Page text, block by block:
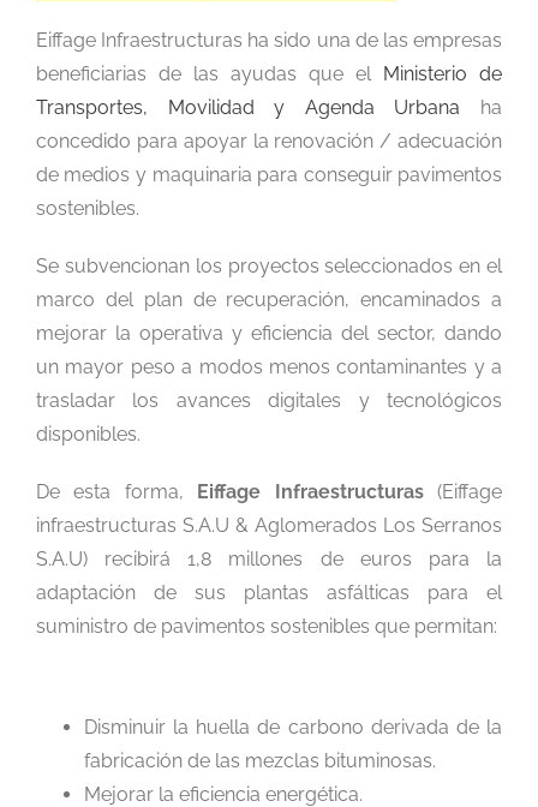
Eiffage Infraestructuras ha sido una de las empresas
beneficiarias de las ayudas que el Ministerio de
Transportes, Movilidad y Agenda Urbana ha
concedido para apoyar la renovación / adecuación
de medios y maquinaria para conseguir pavimentos
sostenibles.
Se subvencionan los proyectos seleccionados en el
marco del plan de recuperación, encaminados a
mejorar la operativa y eficiencia del sector, dando
un mayor peso a modos menos contaminantes y a
trasladar los avances digitales y tecnológicos
disponibles.
De esta forma, Eiffage Infraestructuras(Eiffage
infraestructuras S.A.U & Aglomerados Los Serranos
S.A.U) recibirá 1,8 millones de euros para la
adaptación de sus plantas asfálticas para el
suministro de pavimentos sostenibles que permitan:
Disminuir la huella de carbono derivada de la
fabricación de las mezclas bituminosas.
Mejorar la eficiencia energética.